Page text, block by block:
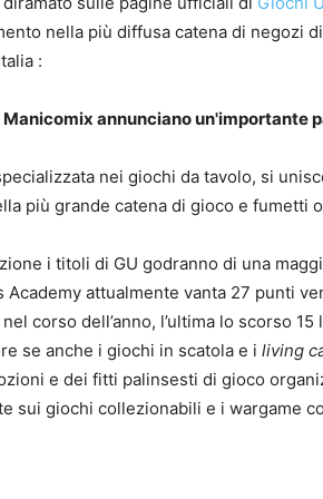
nella più diffusa catena di negozi
:
annunciano un'importante
nei giochi da tavolo, si
più grande catena di gioco e fumetti
i titoli di GU godranno di una
Academy attualmente vanta 27 punti
corso dell’anno, l’ultima lo scorso
se anche i giochi in scatola e i living
e dei fitti palinsesti di gioco
sui giochi collezionabili e i wargame